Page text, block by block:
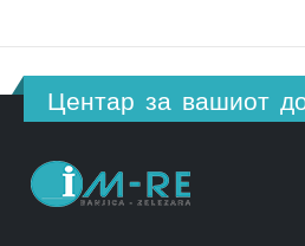
Центар за вашиот